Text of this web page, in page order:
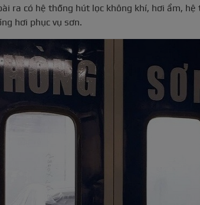
ra có hệ thống hút lọc không khí, hơi ẩm,
hơi phục vụ sơn.